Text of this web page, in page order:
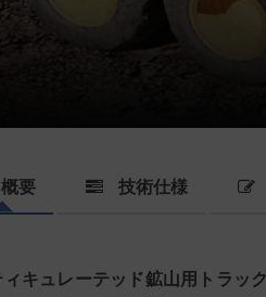
概要
技術仕様
ィキュレーテッド鉱山用トラック